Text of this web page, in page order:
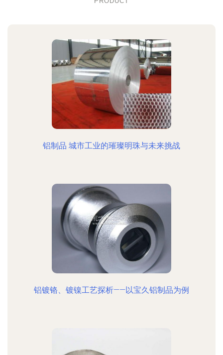
铝制品 城市工业的璀璨明珠与未来挑战
铝镀铬、镀镍工艺探析——以宝久铝制品为例